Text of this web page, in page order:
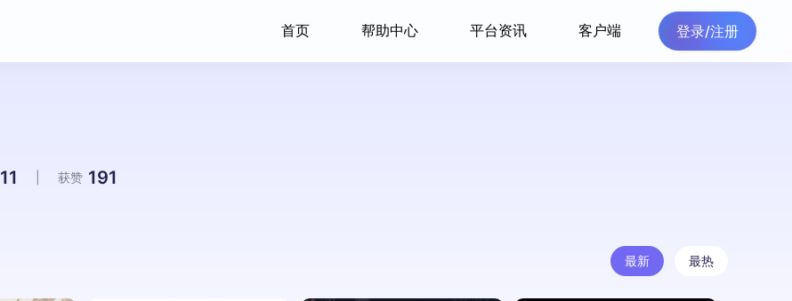
首页 帮助中心 平台资讯 客户端 登录/注册
11 获赞 191
最新 最热